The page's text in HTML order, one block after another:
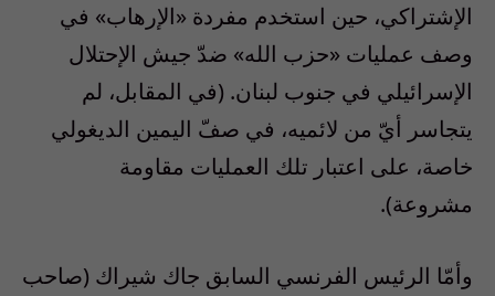
الإشتراكي، حين استخدم مفردة «الإرهاب» في
وصف عمليات «حزب الله» ضدّ جيش الإحتلال
الإسرائيلي في جنوب لبنان. (في المقابل، لم
يتجاسر أيّ من لائميه، في صفّ اليمين الديغولي
خاصة، على اعتبار تلك العمليات مقاومة
مشروعة).
وأمّا الرئيس الفرنسي السابق جاك شيراك (صاحب